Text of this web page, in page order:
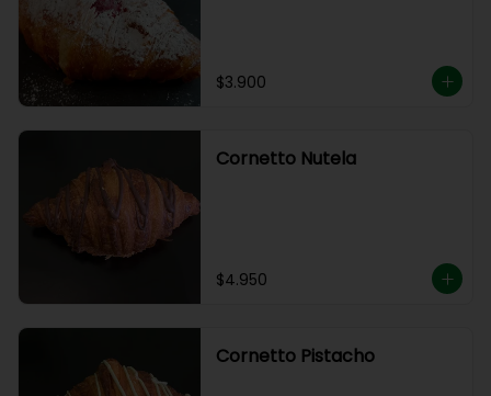
$3.900
Cornetto Nutela
$4.950
Cornetto Pistacho